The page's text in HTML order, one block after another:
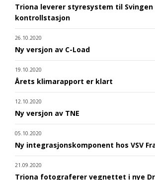
Triona leverer styresystem til Svingen
kontrollstasjon
26.10.2020
Ny versjon av C-Load
19.10.2020
Årets klimarapport er klart
12.10.2020
Ny versjon av TNE
05.10.2020
Ny integrasjonskomponent hos VSV
21.09.2020
Triona fotograferer vegnettet i nye